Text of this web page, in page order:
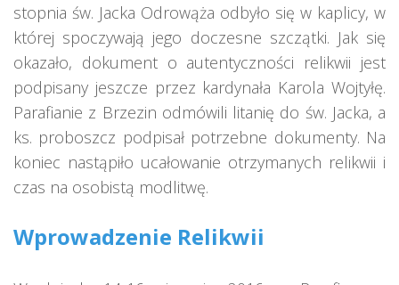
stopnia św. Jacka Odrowąża odbyło się w kaplicy, w
której spoczywają jego doczesne szczątki. Jak się
okazało, dokument o autentyczności relikwii jest
podpisany jeszcze przez kardynała Karola Wojtyłę.
Parafianie z Brzezin odmówili litanię do św. Jacka, a
ks. proboszcz podpisał potrzebne dokumenty. Na
koniec nastąpiło ucałowanie otrzymanych relikwii i
czas na osobistą modlitwę.
Wprowadzenie Relikwii